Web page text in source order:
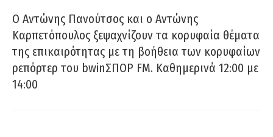
Ο Αντώνης Πανούτσος και ο Αντώνης
Καρπετόπουλος ξεψαχνίζουν τα κορυφαία θέματα
της επικαιρότητας με τη βοήθεια των κορυφαίων
ρεπόρτερ του bwinΣΠΟΡ FM. Καθημερινά 12:00 με
14:00